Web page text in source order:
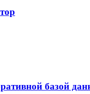
базой